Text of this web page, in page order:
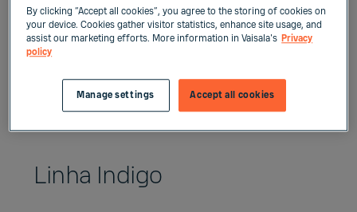
Linha Indigo
By clicking “Accept all cookies”, you agree to the storing of cookies on
your device. Cookies gather visitor statistics, enhance site usage, and
assist our marketing efforts. More information in Vaisala's Privacy
policy
Accept all cookies
Manage settings